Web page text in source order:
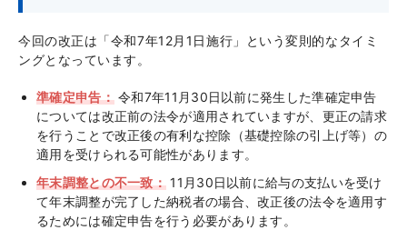
今回の改正は「令和7年12月1日施行」という変則的なタイミ
ングとなっています。
準確定申告：令和7年11月30日以前に発生した準確定申告
については改正前の法令が適用されていますが、更正の請求
を行うことで改正後の有利な控除（基礎控除の引上げ等）の
適用を受けられる可能性があります。
年末調整との不一致： 11月30日以前に給与の支払いを受け
て年末調整が完了した納税者の場合、改正後の法令を適用す
るためには確定申告を行う必要があります。